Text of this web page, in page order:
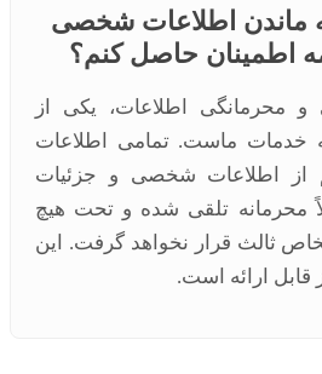
ماندن اطلاعات شخصی
اطمینان حاصل کنم؟
اطلاعات، یکی از
خدمات ماست. تمامی اطلاعات
از اطلاعات شخصی و جزئیات
محرمانه تلقی شده و تحت هیچ
ثالث قرار نخواهد گرفت. این
قابل ارائه است.